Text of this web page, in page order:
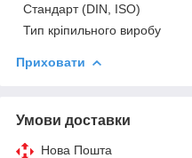
Стандарт (DIN, ISO)
Тип кріпильного виробу
Приховати
Умови доставки
Нова Пошта